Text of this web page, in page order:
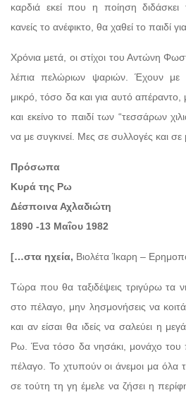
καρδιά εκεί που η ποίηση διδάσκει
κανείς το ανέφικτο, θα χαθεί το παιδί
Χρόνια μετά, οι στίχοι του Αντώνη
λέπια πελώριων ψαριών. Έχουν με
μικρό, τόσο δα και για αυτό
και εκείνο το παιδί των “τεσσάρων
να με συγκινεί. Μες σε συλλογές και σε
Πρόσωπα
Κυρά της Ρω
Δέσποινα Αχλαδιώτη
1890 -13 Μαΐου 1982
[…στα ηχεία, Βιολέτα Ίκαρη –
Τώρα που θα ταξιδέψεις τριγύρω τα
στο πέλαγο, μην λησμονήσεις να
και αν είσαι θα ιδείς να σαλεύει η
Ρω. Ένα τόσο δα νησάκι, μονάχο του
πέλαγο. Το χτυπούν οι άνεμοι μα όλα
σε τούτη τη γη έμελε να ζήσει η